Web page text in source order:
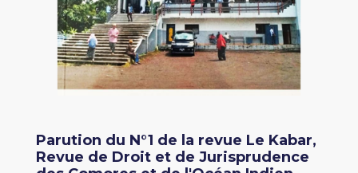
Parution du N°1 de la revue Le Kabar,
Revue de Droit et de Jurisprudence